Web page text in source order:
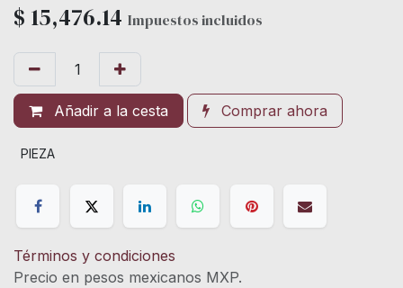
$ 15,476.14 Impuestos incluidos
Añadir a la cesta Comprar ahora
PIEZA
Términos y condiciones
Precio en pesos mexicanos MXP.